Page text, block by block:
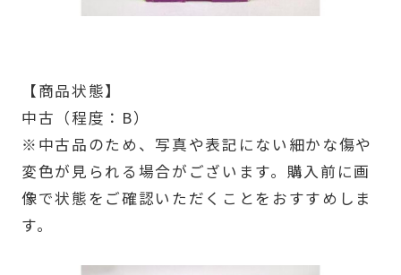
【商品状態】
中古（程度：B）
※中古品のため、写真や表記にない細かな傷や
変色が見られる場合がございます。購入前に画
像で状態をご確認いただくことをおすすめしま
す。